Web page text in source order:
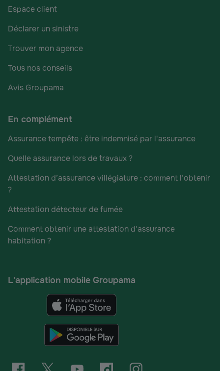
Espace client
Déclarer un sinistre
Trouver mon agence
Tous nos conseils
Avis Groupama
En complément
Assurance tempête : être indemnisé par l'assurance
Quelle assurance lors de travaux ?
Attestation d’assurance villégiature : comment l’obtenir
?
Attestation détecteur de fumée
Comment obtenir une attestation d'assurance
habitation ?
L'application mobile Groupama